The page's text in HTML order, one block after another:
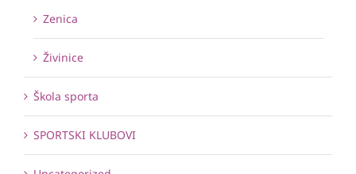
Zenica
Živinice
Škola sporta
SPORTSKI KLUBOVI